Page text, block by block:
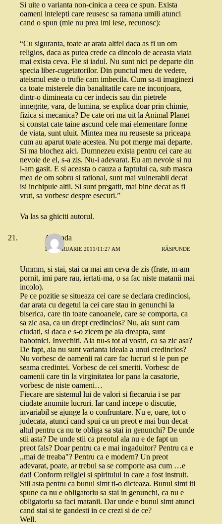
Si uite o varianta non-cinica a ceea ce spun. Exista
oameni intelepti care reusesc sa ramana umili atunci
cand o spun (mie nu prea imi iese, recunosc):
“Cu siguranta, toate ar arata altfel daca as fi un om
religios, daca as putea crede ca dincolo de aceasta viata
mai exista ceva. Fie si iadul. Nu sunt nici pe departe din
specia liber-cugetatorilor. Din punctul meu de vedere,
ateismul este o trufie cam imbecila. Cum sa-ti imaginezi
ca toate misterele din banalitatile care ne inconjoara,
dintr-o dimineata cu cer indecis sau din pietrele
innegrite, vara, de lumina, se explica doar prin chimie,
fizica si mecanica? De cate ori ma uit la Animal Planet
si constat cate taine ascund cele mai elementare forme
de viata, sunt uluit. Mintea mea nu reuseste sa priceapa
cum au aparut toate acestea. Nu pot merge mai departe.
Si ma blochez aici. Dumnezeu exista pentru cei care au
nevoie de el, s-a zis. Nu-i adevarat. Eu am nevoie si nu
l-am gasit. E si aceasta o cauza a faptului ca, sub masca
mea de om sobru si rational, sunt mai vulnerabil decat
isi inchipuie altii. Si sunt pregatit, mai bine decat as fi
vrut, sa vorbesc despre esecuri.”
Va las sa ghiciti autorul.
Andrada
17 FEBRUARIE 2011/11:27 AM RĂSPUNDE
Ummm, si stai, stai ca mai am ceva de zis (frate, m-am
pornit, imi pare rau, iertati-ma, o sa fac niste matanii mai
incolo).
Pe ce pozitie se situeaza cei care se declara credinciosi,
dar arata cu degetul la cei care stau in genunchi la
biserica, care tin toate canoanele, care se comporta, ca
sa zic asa, ca un drept credincios? Nu, aia sunt cam
ciudati, si daca e s-o zicem pe aia dreapta, sunt
habotnici. Invechiti. Aia nu-s tot ai vostri, ca sa zic asa?
De fapt, aia nu sunt varianta ideala a unui credincios?
Nu vorbesc de oamenii rai care fac lucruri si le pun pe
seama credintei. Vorbesc de cei smeriti. Vorbesc de
oamenii care tin la virginitatea lor pana la casatorie,
vorbesc de niste oameni…
Fiecare are sistemul lui de valori si fiecaruia i se par
ciudate anumite lucruri. Iar cand incepe o discutie,
invariabil se ajunge la o confruntare. Nu e, oare, tot o
judecata, atunci cand spui ca un preot e mai bun decat
altul pentru ca nu te obliga sa stai in genunchi? De unde
stii asta? De unde stii ca preotul ala nu e de fapt un
preot fals? Doar pentru ca e mai ingaduitor? Pentru ca e
,,mai de treaba"? Pentru ca e modern? Un preot
adevarat, poate, ar trebui sa se comporte asa cum …e
dat! Conform religiei si spiritului in care a fost instruit.
Stii asta pentru ca bunul simt ti-o dicteaza. Bunul simt iti
spune ca nu e obligatoriu sa stai in genunchi, ca nu e
obligatoriu sa faci matanii. Dar unde e bunul simt atunci
cand stai si te gandesti in ce crezi si de ce?
Well.